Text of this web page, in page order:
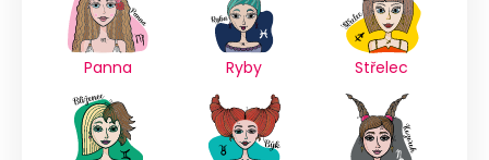
Panna Ryby Střelec